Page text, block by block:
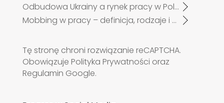
Odbudowa Ukrainy a rynek pracy w Polsce. Czy zabraknie specjalistów?
Mobbing w pracy – definicja, rodzaje i przykłady
Tę stronę chroni rozwiązanie reCAPTCHA.
Obowiązuje Polityka Prywatności oraz
Regulamin Google.